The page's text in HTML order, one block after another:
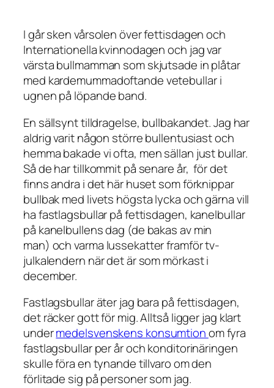
I går sken vårsolen över fettisdagen och
Internationella kvinnodagen och jag var
värsta bullmamman som skjutsade in plåtar
med kardemummadoftande vetebullar i
ugnen på löpande band.
En sällsynt tilldragelse, bullbakandet. Jag har
aldrig varit någon större bullentusiast och
hemma bakade vi ofta, men sällan just bullar.
Så de har tillkommit på senare år, för det
finns andra i det här huset som förknippar
bullbak med livets högsta lycka och gärna vill
ha fastlagsbullar på fettisdagen, kanelbullar
på kanelbullens dag (de bakas av min
man) och varma lussekatter framför tv-
julkalendern när det är som mörkast i
december.
Fastlagsbullar äter jag bara på fettisdagen,
det räcker gott för mig. Alltså ligger jag klart
undermedelsvenskens konsumtionom fyra
fastlagsbullar per år och konditorinäringen
skulle föra en tynande tillvaro om den
förlitade sig på personer som jag.